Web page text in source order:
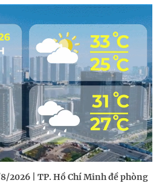
2026 | TP. Hồ Chí Minh đề phòng